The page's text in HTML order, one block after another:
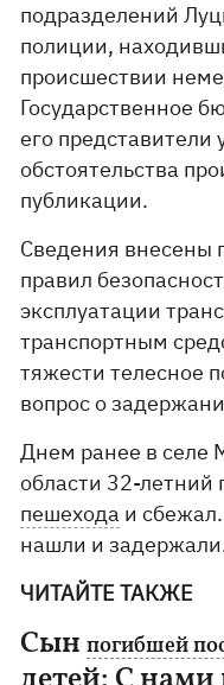
подразделений
полиции,
происшествии
Государственное
его представители
обстоятельства
публикации.
Сведения внесены
правил
эксплуатации
транспортным
тяжести телесное
вопрос о
Днем ранее в селе
области 32-
пешехода и
нашли и
ЧИТАЙТЕ ТАКЖЕ
Сынпогибшей